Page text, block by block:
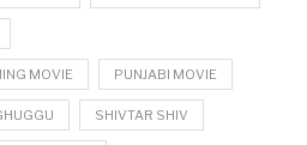
MOVIE PUNJABI MOVIE
SHIVTAR SHIV